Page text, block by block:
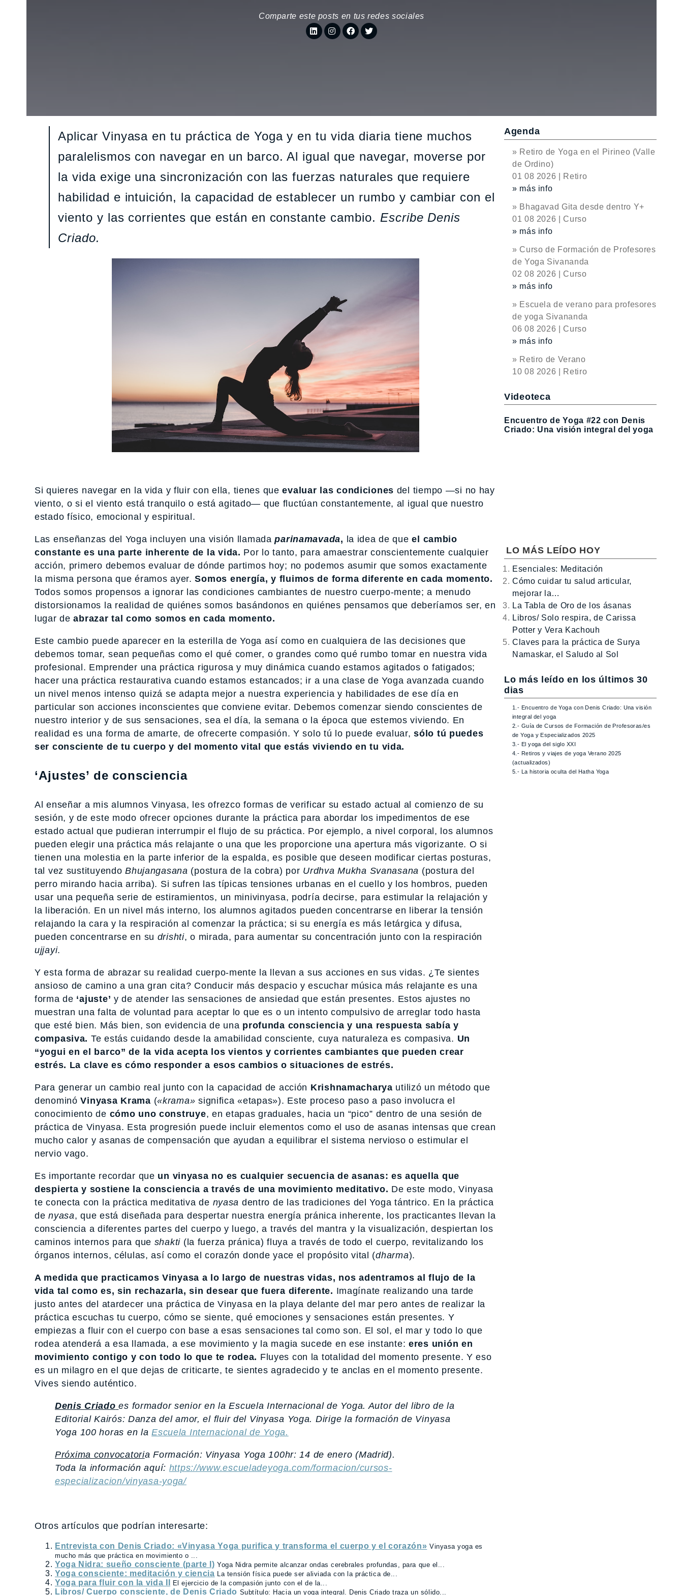
Comparte este posts en tus redes sociales
Aplicar Vinyasa en tu práctica de Yoga y en tu vida diaria tiene muchos
paralelismos con navegar en un barco. Al igual que navegar, moverse por
la vida exige una sincronización con las fuerzas naturales que requiere
habilidad e intuición, la capacidad de establecer un rumbo y cambiar con el
viento y las corrientes que están en constante cambio. Escribe Denis
Criado.
Si quieres navegar en la vida y fluir con ella, tienes que evaluar las condiciones del tiempo —si no hay
viento, o si el viento está tranquilo o está agitado— que fluctúan constantemente, al igual que nuestro
estado físico, emocional y espiritual.
Las enseñanzas del Yoga incluyen una visión llamadaparinamavada, la idea de queel cambio
constante es una parte inherente de la vida. Por lo tanto, para amaestrar conscientemente cualquier
acción, primero debemos evaluar de dónde partimos hoy; no podemos asumir que somos exactamente
la misma persona que éramos ayer.Somos energía, y fluimos de forma diferente en cada momento.
Todos somos propensos a ignorar las condiciones cambiantes de nuestro cuerpo-mente; a menudo
distorsionamos la realidad de quiénes somos basándonos en quiénes pensamos que deberíamos ser, en
lugar deabrazar tal como somos en cada momento.
Este cambio puede aparecer en la esterilla de Yoga así como en cualquiera de las decisiones que
debemos tomar, sean pequeñas como el qué comer, o grandes como qué rumbo tomar en nuestra vida
profesional. Emprender una práctica rigurosa y muy dinámica cuando estamos agitados o fatigados;
hacer una práctica restaurativa cuando estamos estancados; ir a una clase de Yoga avanzada cuando
un nivel menos intenso quizá se adapta mejor a nuestra experiencia y habilidades de ese día en
particular son acciones inconscientes que conviene evitar. Debemos comenzar siendo conscientes de
nuestro interior y de sus sensaciones, sea el día, la semana o la época que estemos viviendo. En
realidad es una forma de amarte, de ofrecerte compasión. Y solo tú lo puede evaluar,sólo tú puedes
ser consciente de tu cuerpo y del momento vital que estás viviendo en tu vida.
‘Ajustes’ de consciencia
Al enseñar a mis alumnos Vinyasa, les ofrezco formas de verificar su estado actual al comienzo de su
sesión, y de este modo ofrecer opciones durante la práctica para abordar los impedimentos de ese
estado actual que pudieran interrumpir el flujo de su práctica. Por ejemplo, a nivel corporal, los alumnos
pueden elegir una práctica más relajante o una que les proporcione una apertura más vigorizante. O si
tienen una molestia en la parte inferior de la espalda, es posible que deseen modificar ciertas posturas,
tal vez sustituyendoBhujangasana (postura de la cobra) por Urdhva Mukha Svanasana (postura del
perro mirando hacia arriba). Si sufren las típicas tensiones urbanas en el cuello y los hombros, pueden
usar una pequeña serie de estiramientos, un minivinyasa, podría decirse, para estimular la relajación y
la liberación. En un nivel más interno, los alumnos agitados pueden concentrarse en liberar la tensión
relajando la cara y la respiración al comenzar la práctica; si su energía es más letárgica y difusa,
pueden concentrarse en su drishti, o mirada, para aumentar su concentración junto con la respiración
ujjayi.
Y esta forma de abrazar su realidad cuerpo-mente la llevan a sus acciones en sus vidas. ¿Te sientes
ansioso de camino a una gran cita? Conducir más despacio y escuchar música más relajante es una
forma de ‘ajuste’ y de atender las sensaciones de ansiedad que están presentes. Estos ajustes no
muestran una falta de voluntad para aceptar lo que es o un intento compulsivo de arreglar todo hasta
que esté bien. Más bien, son evidencia de una profunda consciencia y una respuesta sabía y
compasiva. Te estás cuidando desde la amabilidad consciente, cuya naturaleza es compasiva. Un
“yogui en el barco” de la vida acepta los vientos y corrientes cambiantes que pueden crear
estrés. La clave es cómo responder a esos cambios o situaciones de estrés.
Para generar un cambio real junto con la capacidad de acción Krishnamacharya utilizó un método que
denominóVinyasa Krama («krama» significa «etapas»). Este proceso paso a paso involucra el
conocimiento de cómo uno construye, en etapas graduales, hacia un “pico” dentro de una sesión de
práctica de Vinyasa. Esta progresión puede incluir elementos como el uso de asanas intensas que crean
mucho calor y asanas de compensación que ayudan a equilibrar el sistema nervioso o estimular el
nervio vago.
Es importante recordar que un vinyasa no es cualquier secuencia de asanas: es aquella que
despierta y sostiene la consciencia a través de una movimiento meditativo. De este modo, Vinyasa
te conecta con la práctica meditativa de nyasa dentro de las tradiciones del Yoga tántrico. En la práctica
denyasa, que está diseñada para despertar nuestra energía pránica inherente, los practicantes llevan la
consciencia a diferentes partes del cuerpo y luego, a través del mantra y la visualización, despiertan los
caminos internos para que shakti (la fuerza pránica) fluya a través de todo el cuerpo, revitalizando los
órganos internos, células, así como el corazón donde yace el propósito vital (dharma).
A medida que practicamos Vinyasa a lo largo de nuestras vidas, nos adentramos al flujo de la
vida tal como es, sin rechazarla, sin desear que fuera diferente. Imagínate realizando una tarde
justo antes del atardecer una práctica de Vinyasa en la playa delante del mar pero antes de realizar la
práctica escuchas tu cuerpo, cómo se siente, qué emociones y sensaciones están presentes. Y
empiezas a fluir con el cuerpo con base a esas sensaciones tal como son. El sol, el mar y todo lo que
rodea atenderá a esa llamada, a ese movimiento y la magia sucede en ese instante:eres unión en
movimiento contigo y con todo lo que te rodea. Fluyes con la totalidad del momento presente. Y eso
es un milagro en el que dejas de criticarte, te sientes agradecido y te anclas en el momento presente.
Vives siendo auténtico.
Denis Criado es formador senior en la Escuela Internacional de Yoga. Autor del libro de la
Editorial Kairós: Danza del amor, el fluir del Vinyasa Yoga. Dirige la formación de Vinyasa
Yoga 100 horas en laEscuela Internacional de Yoga.
Próxima convocatoria Formación: Vinyasa Yoga 100hr: 14 de enero (Madrid).
Toda la información aquí: https://www.escueladeyoga.com/formacion/cursos-
especializacion/vinyasa-yoga/
Otros artículos que podrían interesarte:
Entrevista con Denis Criado: «Vinyasa Yoga purifica y transforma el cuerpo y el corazón» Vinyasa yoga es
mucho más que práctica en movimiento o ...
Yoga Nidra: sueño consciente (parte I) Yoga Nidra permite alcanzar ondas cerebrales profundas, para que el...
Yoga consciente: meditación y ciencia La tensión física puede ser aliviada con la práctica de...
Yoga para fluir con la vida II El ejercicio de la compasión junto con el de la...
Libros/ Cuerpo consciente, de Denis Criado Subtítulo: Hacia un yoga integral. Denis Criado traza un sólido...
Agenda
» Retiro de Yoga en el Pirineo (Valle
de Ordino)
01 08 2026 | Retiro
» más info
» Bhagavad Gita desde dentro Y+
01 08 2026 | Curso
» más info
» Curso de Formación de Profesores
de Yoga Sivananda
02 08 2026 | Curso
» más info
» Escuela de verano para profesores
de yoga Sivananda
06 08 2026 | Curso
» más info
» Retiro de Verano
10 08 2026 | Retiro
Videoteca
Encuentro de Yoga #22 con Denis
Criado: Una visión integral del yoga
LO MÁS LEÍDO HOY
Esenciales: Meditación
Cómo cuidar tu salud articular,
mejorar la…
La Tabla de Oro de los ásanas
Libros/ Solo respira, de Carissa
Potter y Vera Kachouh
Claves para la práctica de Surya
Namaskar, el Saludo al Sol
Lo más leído en los últimos 30
dias
1.- Encuentro de Yoga con Denis Criado: Una visión
integral del yoga
2.- Guía de Cursos de Formación de Profesoras/es
de Yoga y Especializados 2025
3.- El yoga del siglo XXI
4.- Retiros y viajes de yoga Verano 2025
(actualizados)
5.- La historia oculta del Hatha Yoga